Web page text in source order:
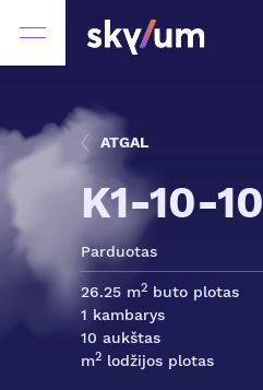
ATGAL
K1-10-10
Parduotas
26.25 m2 buto plotas
1 kambarys
10 aukštas
m2 lodžijos plotas